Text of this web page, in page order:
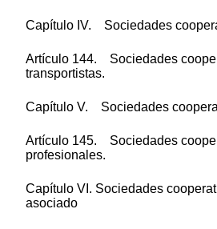
Capítulo IV. Sociedades
Artículo 144. Sociedades
transportistas.
Capítulo V. Sociedades
Artículo 145. Sociedades
profesionales.
Capítulo VI. Sociedades
asociado